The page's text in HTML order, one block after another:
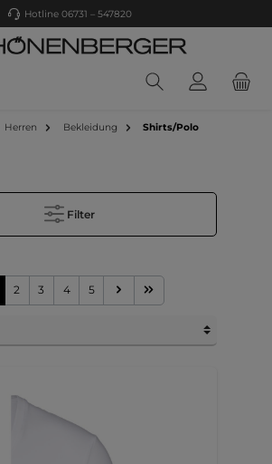
Hotline 06731 – 547820
Herren Bekleidung Shirts/Polo
Filter
2 3 4 5